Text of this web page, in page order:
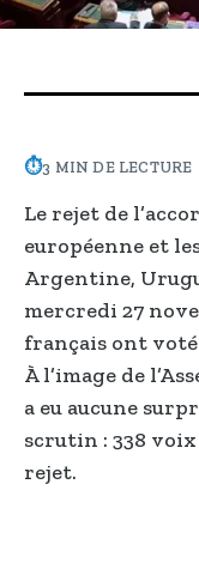
⏱3 MIN DE LECTURE
Le rejet de
européenne et
Argentine,
mercredi 27
français ont
À l’image de
a eu aucune
scrutin : 338
rejet.